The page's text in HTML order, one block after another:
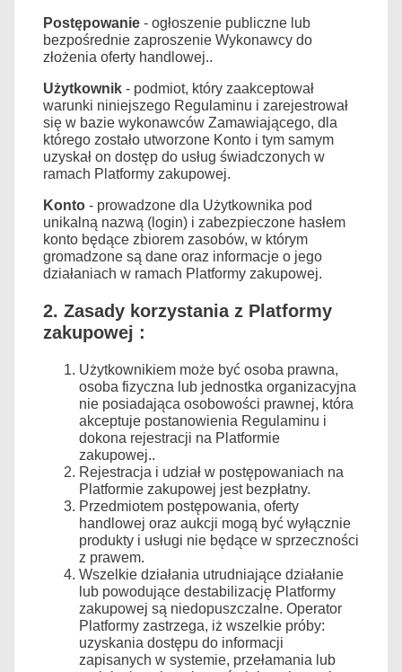
Postępowanie - ogłoszenie publiczne lub
bezpośrednie zaproszenie Wykonawcy do
złożenia oferty handlowej..
Użytkownik - podmiot, który zaakceptował
warunki niniejszego Regulaminu i zarejestrował
się w bazie wykonawców Zamawiającego, dla
którego zostało utworzone Konto i tym samym
uzyskał on dostęp do usług świadczonych w
ramach Platformy zakupowej.
Konto - prowadzone dla Użytkownika pod
unikalną nazwą (login) i zabezpieczone hasłem
konto będące zbiorem zasobów, w którym
gromadzone są dane oraz informacje o jego
działaniach w ramach Platformy zakupowej.
2. Zasady korzystania z Platformy
zakupowej :
Użytkownikiem może być osoba prawna,
osoba fizyczna lub jednostka organizacyjna
nie posiadająca osobowości prawnej, która
akceptuje postanowienia Regulaminu i
dokona rejestracji na Platformie
zakupowej..
Rejestracja i udział w postępowaniach na
Platformie zakupowej jest bezpłatny.
Przedmiotem postępowania, oferty
handlowej oraz aukcji mogą być wyłącznie
produkty i usługi nie będące w sprzeczności
z prawem.
Wszelkie działania utrudniające działanie
lub powodujące destabilizację Platformy
zakupowej są niedopuszczalne. Operator
Platformy zastrzega, iż wszelkie próby:
uzyskania dostępu do informacji
zapisanych w systemie, przełamania lub